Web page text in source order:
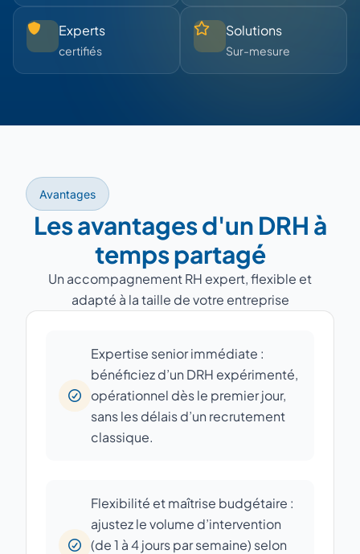
Experts
certifiés
Solutions
Sur-mesure
Avantages
Les avantages d'un DRH à
temps partagé
Un accompagnement RH expert, flexible et
adapté à la taille de votre entreprise
Expertise senior immédiate :
bénéficiez d’un DRH expérimenté,
opérationnel dès le premier jour,
sans les délais d’un recrutement
classique.
Flexibilité et maîtrise budgétaire :
ajustez le volume d’intervention
(de 1 à 4 jours par semaine) selon